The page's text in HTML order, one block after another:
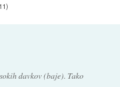
)
davkov (baje). Tako